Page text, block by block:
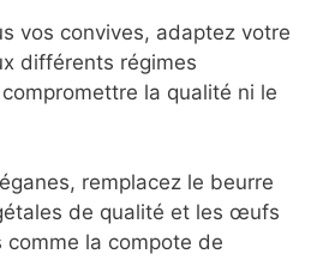
local et saisonnier
des saveurs optimales
une dimension
une clientèle de plus en
adapté